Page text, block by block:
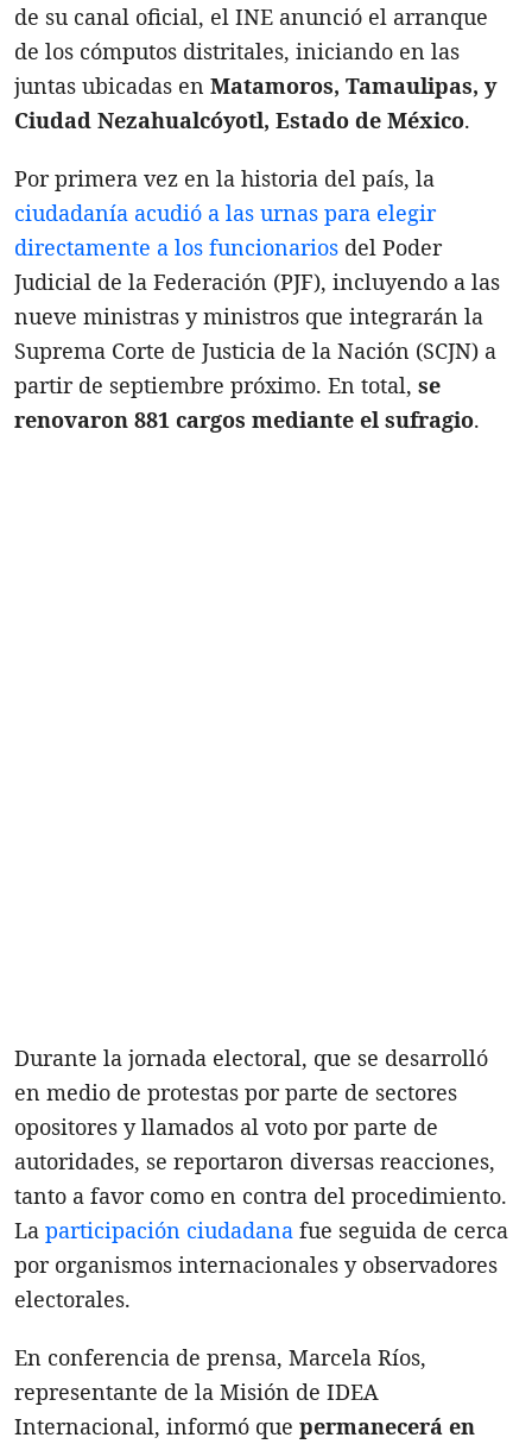
de su canal oficial, el INE anunció el arranque
de los cómputos distritales, iniciando en las
juntas ubicadas en Matamoros, Tamaulipas, y
Ciudad Nezahualcóyotl, Estado de México.
Por primera vez en la historia del país, la
ciudadanía acudió a las urnas para elegir
directamente a los funcionarios del Poder
Judicial de la Federación (PJF), incluyendo a las
nueve ministras y ministros que integrarán la
Suprema Corte de Justicia de la Nación (SCJN) a
partir de septiembre próximo. En total, se
renovaron 881 cargos mediante el sufragio.
Durante la jornada electoral, que se desarrolló
en medio de protestas por parte de sectores
opositores y llamados al voto por parte de
autoridades, se reportaron diversas reacciones,
tanto a favor como en contra del procedimiento.
La participación ciudadana fue seguida de cerca
por organismos internacionales y observadores
electorales.
En conferencia de prensa, Marcela Ríos,
representante de la Misión de IDEA
Internacional, informó que permanecerá en